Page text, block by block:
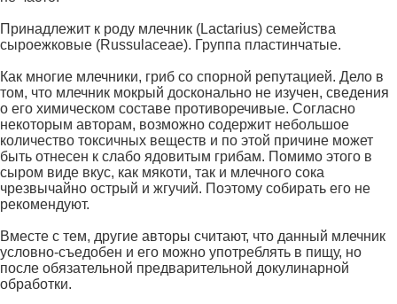
Принадлежит к роду млечник (Lactarius) семейства
сыроежковые (Russulaceae). Группа пластинчатые.
Как многие млечники, гриб со спорной репутацией. Дело в
том, что млечник мокрый досконально не изучен, сведения
о его химическом составе противоречивые. Согласно
некоторым авторам, возможно содержит небольшое
количество токсичных веществ и по этой причине может
быть отнесен к слабо ядовитым грибам. Помимо этого в
сыром виде вкус, как мякоти, так и млечного сока
чрезвычайно острый и жгучий. Поэтому собирать его не
рекомендуют.
Вместе с тем, другие авторы считают, что данный млечник
условно-съедобен и его можно употреблять в пищу, но
после обязательной предварительной докулинарной
обработки.